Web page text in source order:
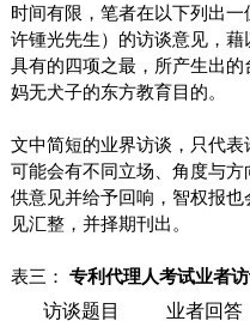
时间有限，笔者在以下列出
许锺光先生）的访谈意见，
具有的四项之最，所产生出
妈无犬子的东方教育目的。
文中简短的业界访谈，只代表
可能会有不同立场、角度与
供意见并给予回响，智权报
见汇整，并择期刊出。
表三： 专利代理人考试业者
访谈题目
业者回答